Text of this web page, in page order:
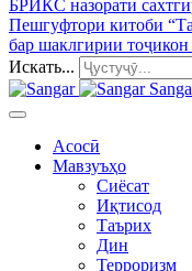
БРИКС назорати
Пешгуфтори китоби
бар шаклгирии
Искать...
Асосӣ
Мавзуъҳо
Сиёсат
Иқтисод
Таърих
Дин
Терроризм